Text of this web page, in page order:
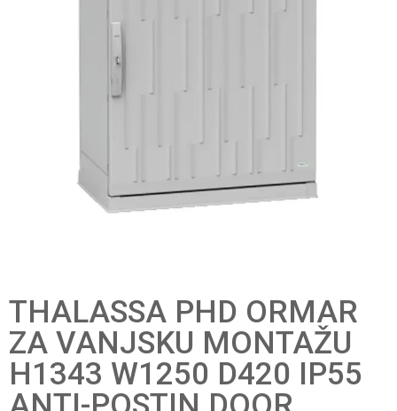
THALASSA PHD ORMAR
ZA VANJSKU MONTAŽU
H1343 W1250 D420 IP55